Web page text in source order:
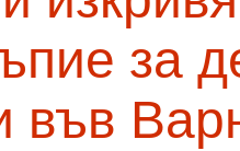
за
във